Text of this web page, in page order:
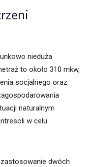
nieduża
to około 310 mkw,
socjalnego oraz
naturalnym
w celu
dwóch